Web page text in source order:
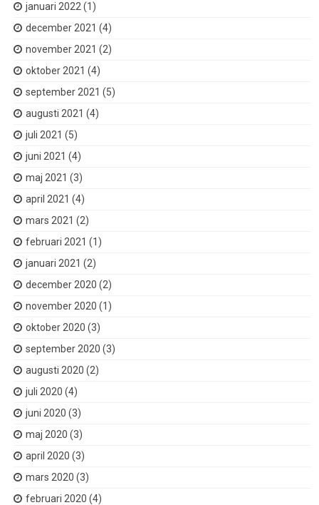
januari 2022 (1)
december 2021 (4)
november 2021 (2)
oktober 2021 (4)
september 2021 (5)
augusti 2021 (4)
juli 2021 (5)
juni 2021 (4)
maj 2021 (3)
april 2021 (4)
mars 2021 (2)
februari 2021 (1)
januari 2021 (2)
december 2020 (2)
november 2020 (1)
oktober 2020 (3)
september 2020 (3)
augusti 2020 (2)
juli 2020 (4)
juni 2020 (3)
maj 2020 (3)
april 2020 (3)
mars 2020 (3)
februari 2020 (4)